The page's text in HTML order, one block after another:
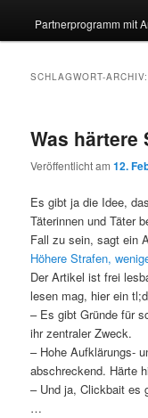
Partnerprogramm mit
SCHLAGWORT-
Was härtere
Veröffentlicht am12.
Es gibt ja die Idee,
Täterinnen und Täter
Fall zu sein, sagt ein
Höhere Strafen,
Der Artikel ist frei
lesen mag, hier ein
– Es gibt Gründe für
ihr zentraler Zweck.
– Hohe Aufklärungs-
abschreckend. Härte
– Und ja, Clickbaites
…